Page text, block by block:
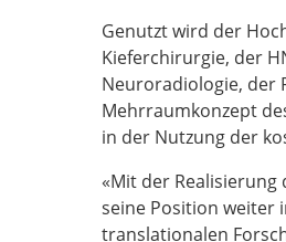
Genutzt wird der
Kieferchirurgie, der
Neuroradiologie, der
Mehrraumkonzept
in der Nutzung der
«Mit der
seine Position weiter
translationalen